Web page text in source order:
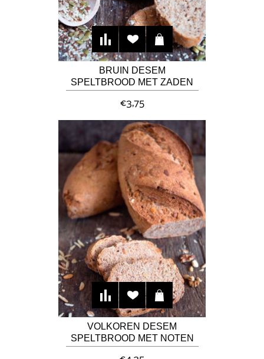
BRUIN DESEM
SPELTBROOD MET ZADEN
€3,75
VOLKOREN DESEM
SPELTBROOD MET NOTEN